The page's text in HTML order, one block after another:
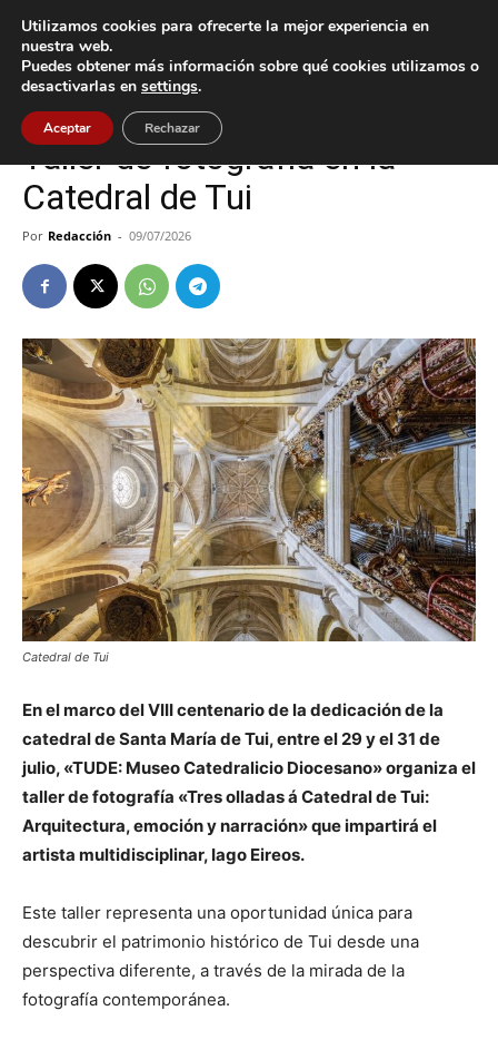
Inicio Cultura / Ocio
Cultura / Ocio Tui
Taller de fotografía en la
Catedral de Tui
Por Redacción - 09/07/2026
Catedral de Tui
En el marco del VIII centenario de la dedicación de la
catedral de Santa María de Tui, entre el 29 y el 31 de
julio, «TUDE: Museo Catedralicio Diocesano» organiza el
taller de fotografía «Tres olladas á Catedral de Tui:
Arquitectura, emoción y narración» que impartirá el
artista multidisciplinar, Iago Eireos.
Este taller representa una oportunidad única para
descubrir el patrimonio histórico de Tui desde una
perspectiva diferente, a través de la mirada de la
fotografía contemporánea.
Utilizamos cookies para ofrecerte la mejor experiencia en
nuestra web.
Puedes obtener más información sobre qué cookies utilizamos o
desactivarlas en settings.
Aceptar Rechazar